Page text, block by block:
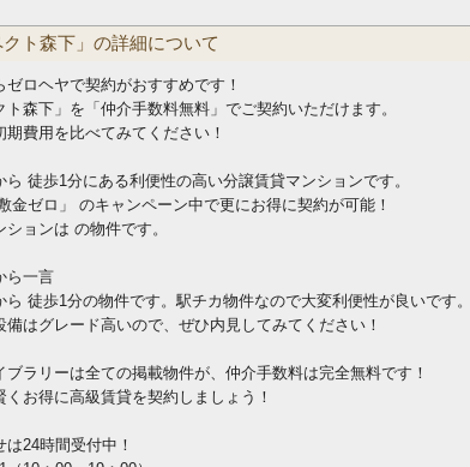
クト森下」の詳細について
ゼロヘヤで契約がおすすめです！
ト森下」を「仲介手数料無料」でご契約いただけます。
期費用を比べてみてください！
ら 徒歩1分にある利便性の高い分譲賃貸マンションです。
金ゼロ」 のキャンペーン中で更にお得に契約が可能！
ションは の物件です。
ら一言
ら 徒歩1分の物件です。駅チカ物件なので大変利便性が良いです。
備はグレード高いので、ぜひ内見してみてください！
ブラリーは全ての掲載物件が、仲介手数料は完全無料です！
くお得に高級賃貸を契約しましょう！
は24時間受付中！